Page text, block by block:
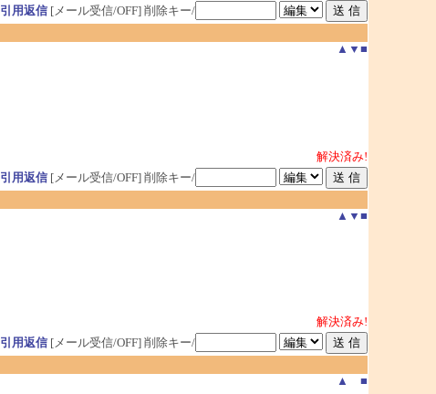
引用返信[メール受信/OFF] 削除キー/
▲ ▼ ■
解決済み!
引用返信[メール受信/OFF] 削除キー/
▲ ▼ ■
解決済み!
引用返信[メール受信/OFF] 削除キー/
▲
■